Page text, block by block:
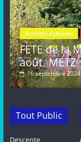
Activités estivales
FETE de la
août, METZ
16 septembre 2024
Tout Public
Descente